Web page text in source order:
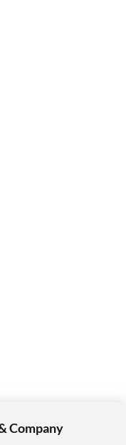
Company